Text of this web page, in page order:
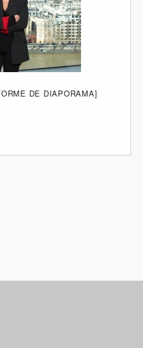
DE DIAPORAMA]